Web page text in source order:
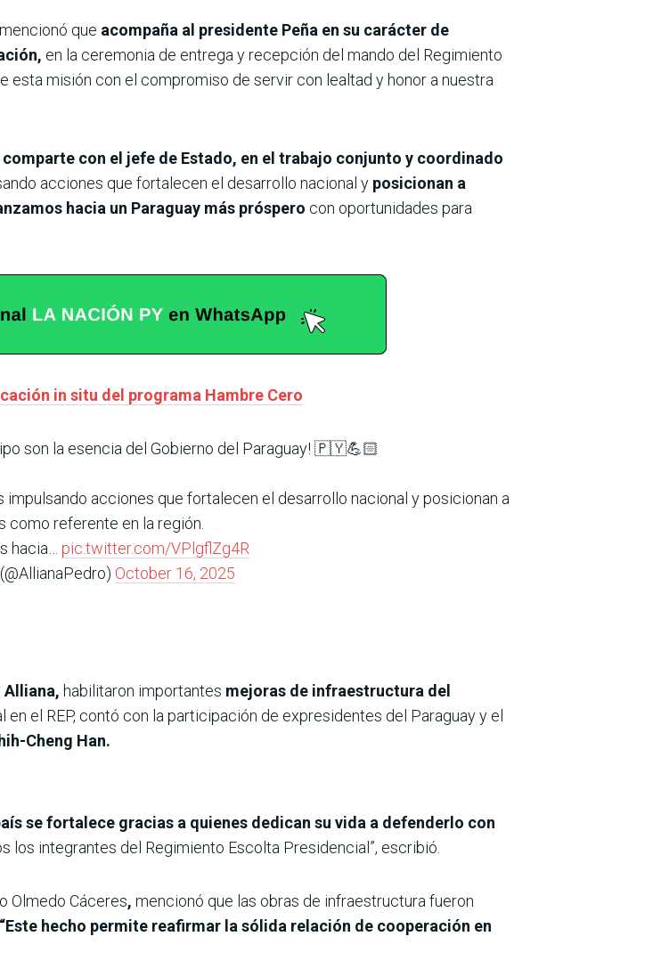
que acompaña al presidente Peña en su carácter de
en la ceremonia de entrega y recepción del mando del Regimiento
esta misión con el compromiso de servir con lealtad y honor a nuestra
con el jefe de Estado, en el trabajo conjunto y coordinado
acciones que fortalecen el desarrollo nacional y posicionan a
hacia un Paraguay más próspero con oportunidades para
in situ del programa Hambre Cero
son la esencia del Gobierno del Paraguay! 🇵🇾💪🏻
acciones que fortalecen el desarrollo nacional y posicionan a
como referente en la región.
hacia… pic.twitter.com/VPlgflZg4R
October 16, 2025
Alliana, habilitaron importantes mejoras de infraestructura del
en el REP, contó con la participación de expresidentes del Paraguay y el
Cheng Han.
se fortalece gracias a quienes dedican su vida a defenderlo con
los integrantes del Regimiento Escolta Presidencial”, escribió.
Olmedo Cáceres, mencionó que las obras de infraestructura fueron
hecho permite reafirmar la sólida relación de cooperación en